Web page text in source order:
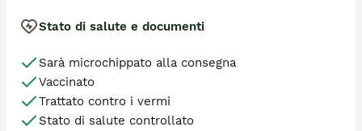
Stato di salute e documenti
Sarà microchippato alla consegna
Vaccinato
Trattato contro i vermi
Stato di salute controllato